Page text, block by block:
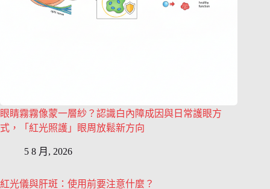
眼睛霧霧像蒙一層紗？認識白內障成因與日常護眼方
式，「紅光照護」眼周放鬆新方向
5 8 月, 2026
紅光儀與肝斑：使用前要注意什麼？